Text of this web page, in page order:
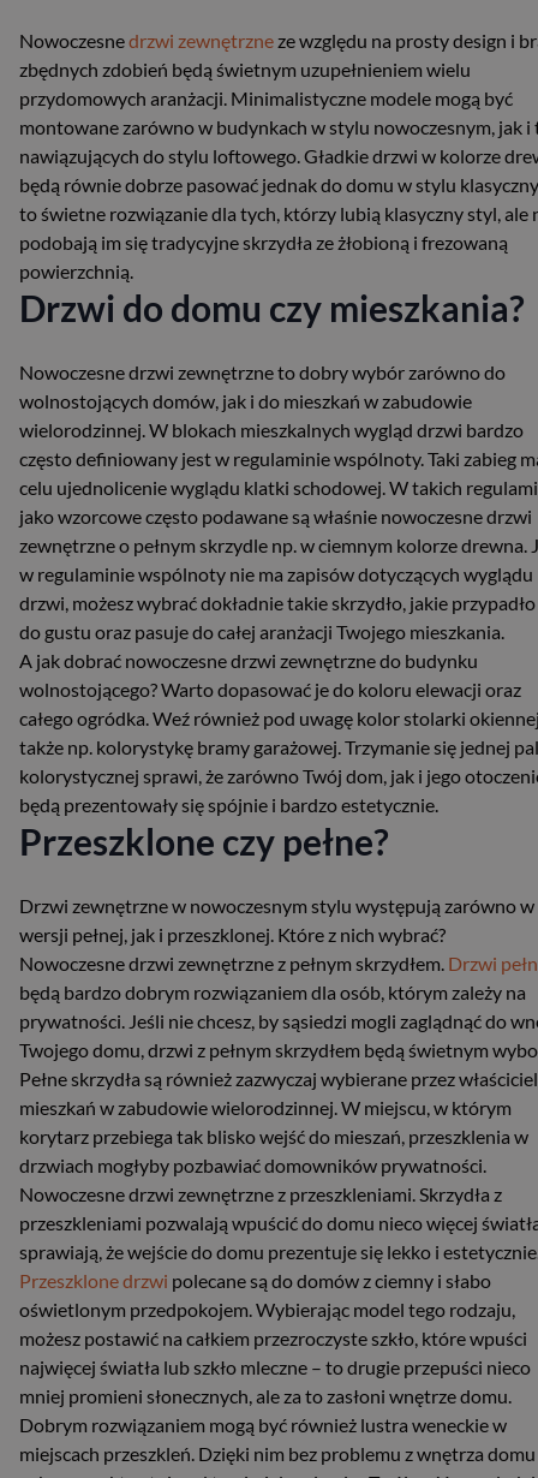
Nowoczesnedrzwi zewnętrzneze względu na prosty design i
zbędnych zdobień będą świetnym uzupełnieniem wielu
przydomowych aranżacji. Minimalistyczne modele mogą być
montowane zarówno w budynkach w stylu nowoczesnym, jak i
nawiązujących do stylu loftowego. Gładkie drzwi w kolorze
będą równie dobrze pasować jednak do domu w stylu
to świetne rozwiązanie dla tych, którzy lubią klasyczny styl, ale
podobają im się tradycyjne skrzydła ze żłobioną i frezowaną
powierzchnią.
Drzwi do domu czy mieszkania?
Nowoczesne drzwi zewnętrzne to dobry wybór zarówno do
wolnostojących domów, jak i do mieszkań w zabudowie
wielorodzinnej. W blokach mieszkalnych wygląd drzwi bardzo
często definiowany jest w regulaminie wspólnoty. Taki zabieg
celu ujednolicenie wyglądu klatki schodowej. W takich
jako wzorcowe często podawane są właśnie nowoczesne drzwi
zewnętrzne o pełnym skrzydle np. w ciemnym kolorze drewna.
w regulaminie wspólnoty nie ma zapisów dotyczących wyglądu
drzwi, możesz wybrać dokładnie takie skrzydło, jakie
do gustu oraz pasuje do całej aranżacji Twojego mieszkania.
A jak dobrać nowoczesne drzwi zewnętrzne do budynku
wolnostojącego? Warto dopasować je do koloru elewacji oraz
całego ogródka. Weź również pod uwagę kolor stolarki
także np. kolorystykę bramy garażowej. Trzymanie się jednej
kolorystycznej sprawi, że zarówno Twój dom, jak i jego
będą prezentowały się spójnie i bardzo estetycznie.
Przeszklone czy pełne?
Drzwi zewnętrzne w nowoczesnym stylu występują zarówno w
wersji pełnej, jak i przeszklonej. Które z nich wybrać?
Nowoczesne drzwi zewnętrzne z pełnym skrzydłem. Drzwi
będą bardzo dobrym rozwiązaniem dla osób, którym zależy na
prywatności. Jeśli nie chcesz, by sąsiedzi mogli zaglądnąć do
Twojego domu, drzwi z pełnym skrzydłem będą świetnym
Pełne skrzydła są również zazwyczaj wybierane przez
mieszkań w zabudowie wielorodzinnej. W miejscu, w którym
korytarz przebiega tak blisko wejść do mieszań, przeszklenia w
drzwiach mogłyby pozbawiać domowników prywatności.
Nowoczesne drzwi zewnętrzne z przeszkleniami. Skrzydła z
przeszkleniami pozwalają wpuścić do domu nieco więcej
sprawiają, że wejście do domu prezentuje się lekko i
Przeszklone drzwi polecane są do domów z ciemny i słabo
oświetlonym przedpokojem. Wybierając model tego rodzaju,
możesz postawić na całkiem przezroczyste szkło, które wpuści
najwięcej światła lub szkło mleczne – to drugie przepuści nieco
mniej promieni słonecznych, ale za to zasłoni wnętrze domu.
Dobrym rozwiązaniem mogą być również lustra weneckie w
miejscach przeszkleń. Dzięki nim bez problemu z wnętrza domu